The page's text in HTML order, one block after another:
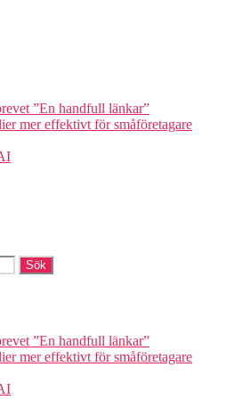
”En handfull länkar”
mer effektivt för småföretagare
”En handfull länkar”
mer effektivt för småföretagare